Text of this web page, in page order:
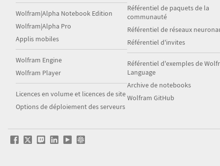
Wolfram|Alpha Notebook Edition
Wolfram|Alpha Pro
Applis mobiles
Wolfram Engine
Wolfram Player
Licences en volume et licences de site
Options de déploiement des serveurs
Référentiel de paquets de la
communauté
Référentiel de réseaux
Référentiel d'invites
Référentiel d'exemples de
Language
Archive de notebooks
Wolfram GitHub